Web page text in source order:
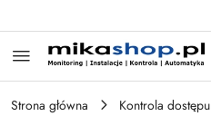
Strona główna Kontrola dostępu